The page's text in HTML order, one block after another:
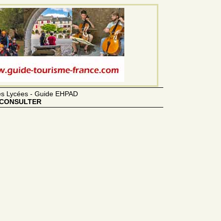
Lycées - Guide EHPAD